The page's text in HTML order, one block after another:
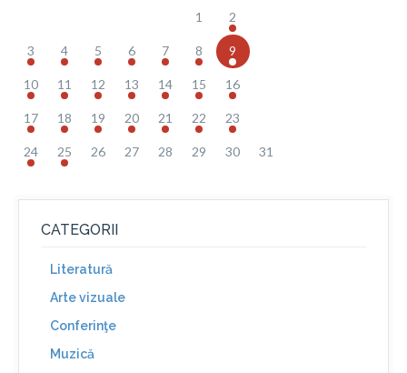
1 2
3 4 5 6 7 8 9
10 11 12 13 14 15 16
17 18 19 20 21 22 23
24 25 26 27 28 29 30 31
CATEGORII
Literatură
Arte vizuale
Conferinţe
Muzică